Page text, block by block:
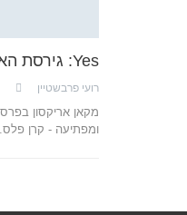
Yes: גירסת האקשן עם קרן פלס
רועי פרבשטיין
ומפתיעה - קרן